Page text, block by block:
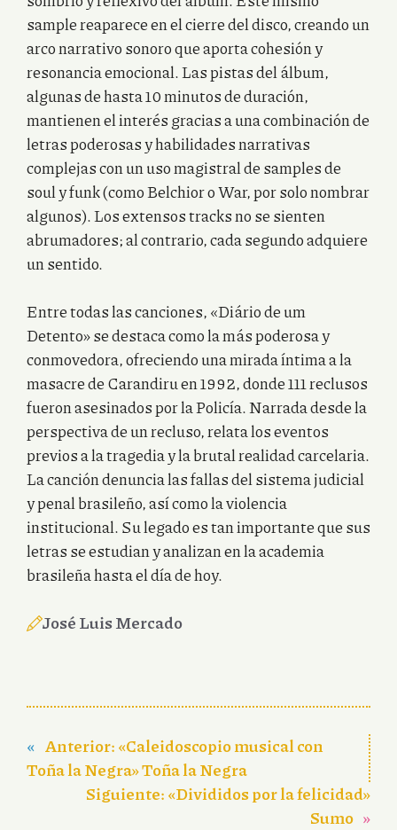
sample reaparece en el cierre del disco, creando un
arco narrativo sonoro que aporta cohesión y
resonancia emocional. Las pistas del álbum,
algunas de hasta 10 minutos de duración,
mantienen el interés gracias a una combinación de
letras poderosas y habilidades narrativas
complejas con un uso magistral de samples de
soul y funk (como Belchior o War, por solo nombrar
algunos). Los extensos tracks no se sienten
abrumadores; al contrario, cada segundo adquiere
un sentido.
Entre todas las canciones, «Diário de um
Detento» se destaca como la más poderosa y
conmovedora, ofreciendo una mirada íntima a la
masacre de Carandiru en 1992, donde 111 reclusos
fueron asesinados por la Policía. Narrada desde la
perspectiva de un recluso, relata los eventos
previos a la tragedia y la brutal realidad carcelaria.
La canción denuncia las fallas del sistema judicial
y penal brasileño, así como la violencia
institucional. Su legado es tan importante que sus
letras se estudian y analizan en la academia
brasileña hasta el día de hoy.
José Luis Mercado
« Anterior:«Caleidoscopio musical con
Toña la Negra» Toña la Negra
Siguiente:«Divididos por la felicidad»
Sumo »